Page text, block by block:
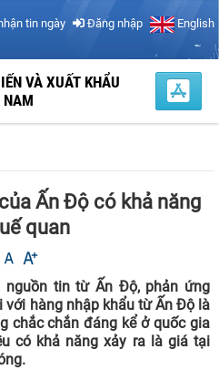
tin ngày Đăng nhập English
VÀ XUẤT KHẨU
NAM
Ấn Độ có khả năng
quan
nguồn tin từ Ấn Độ, phản ứng
với hàng nhập khẩu từ Ấn Độ là
chắc chắn đáng kể ở quốc gia
có khả năng xảy ra là giá tại